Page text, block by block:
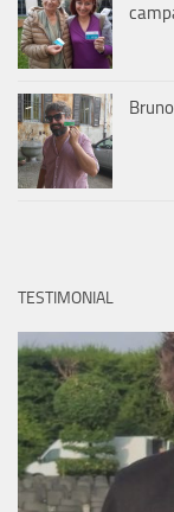
TESTIMONIAL